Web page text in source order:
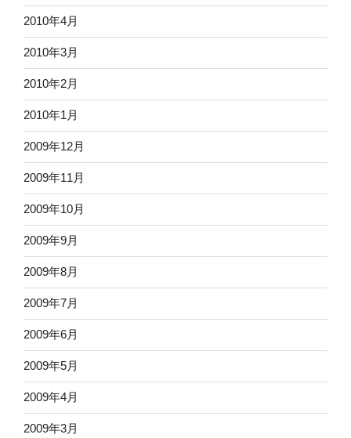
2010年4月
2010年3月
2010年2月
2010年1月
2009年12月
2009年11月
2009年10月
2009年9月
2009年8月
2009年7月
2009年6月
2009年5月
2009年4月
2009年3月